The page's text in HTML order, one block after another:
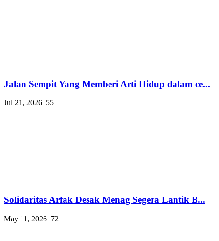
Jalan Sempit Yang Memberi Arti Hidup dalam ce...
Jul 21, 2026 55
Solidaritas Arfak Desak Menag Segera Lantik B...
May 11, 2026 72